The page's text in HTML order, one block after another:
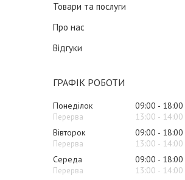
Товари та послуги
Про нас
Відгуки
ГРАФІК РОБОТИ
Понеділок 09:00
18:00
13:00
14:00
Вівторок
09:00
18:00
13:00
14:00
Середа
09:00
18:00
13:00
14:00